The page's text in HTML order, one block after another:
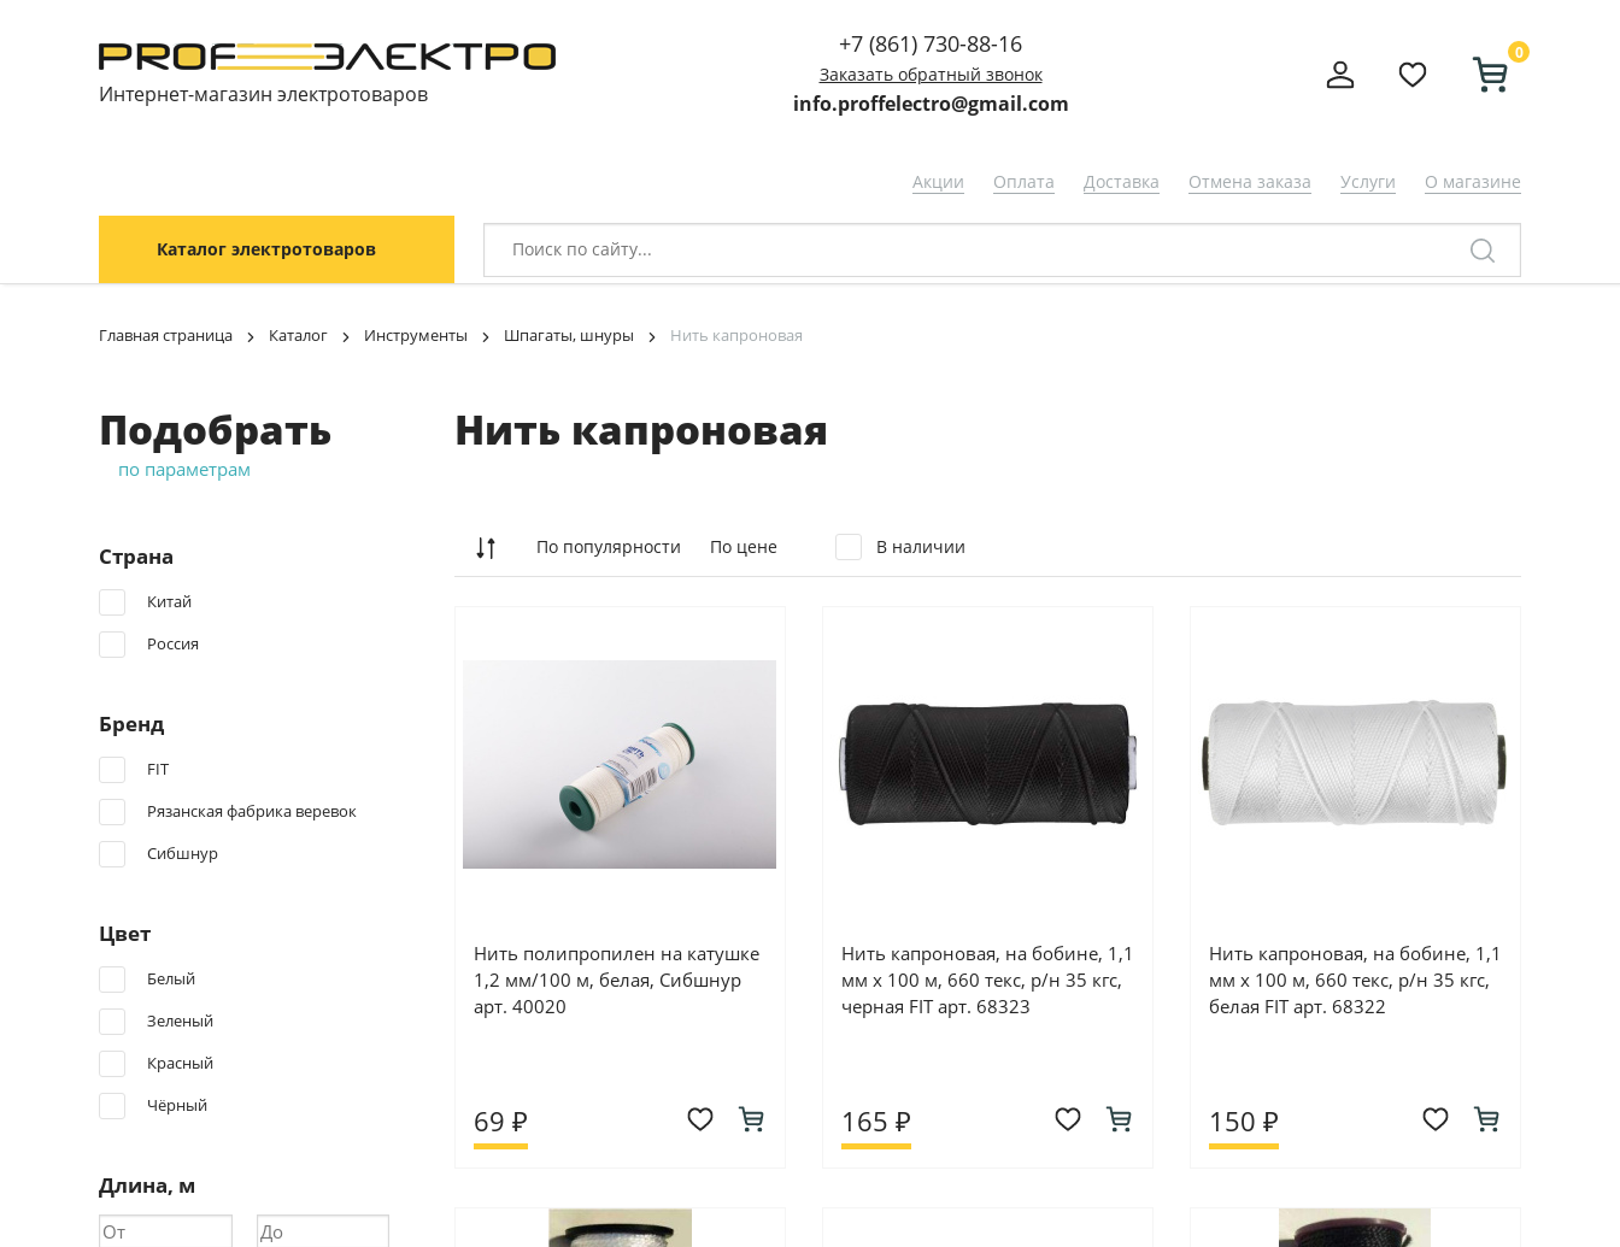
Интернет-магазин электротоваров
+7 (861) 730-88-16
Заказать обратный звонок
info.proffelectro@gmail.com
0
Акции Оплата Доставка Отмена заказа Услуги О магазине
Каталог электротоваров
Главная страница Каталог Инструменты Шпагаты, шнуры Нить капроновая
Подобрать
по параметрам
Страна
Китай
Россия
Бренд
FIT
Рязанская фабрика веревок
Сибшнур
Цвет
Белый
Зеленый
Красный
Чёрный
Длина, м
Нить капроновая
По популярности По цене В наличии
Нить полипропилен на катушке
1,2 мм/100 м, белая, Сибшнур
арт. 40020
69 ₽
Нить капроновая, на бобине, 1,1
мм х 100 м, 660 текс, р/н 35 кгс,
черная FIT арт. 68323
165 ₽
Нить капроновая, на бобине, 1,1
мм х 100 м, 660 текс, р/н 35 кгс,
белая FIT арт. 68322
150 ₽